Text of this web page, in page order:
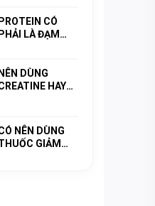
PROTEIN CÓ
PHẢI LÀ ĐẠM
GÌ ĐỂ
CƠ BẮP?
NÊN DÙNG
HAY
THẾ NÀO?
NÊN DÙNG
GIẢM